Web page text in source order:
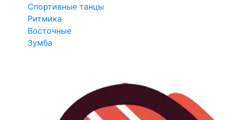
Спортивные танцы
Ритмика
Восточные
Зумба